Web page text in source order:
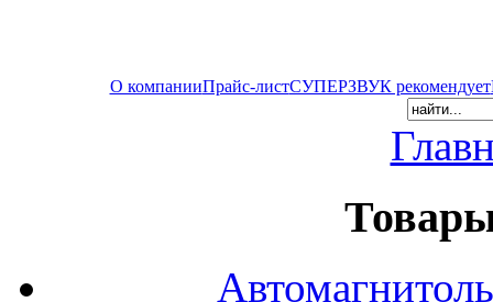
О компанииПрайс-листСУПЕРЗВУК рекомендует